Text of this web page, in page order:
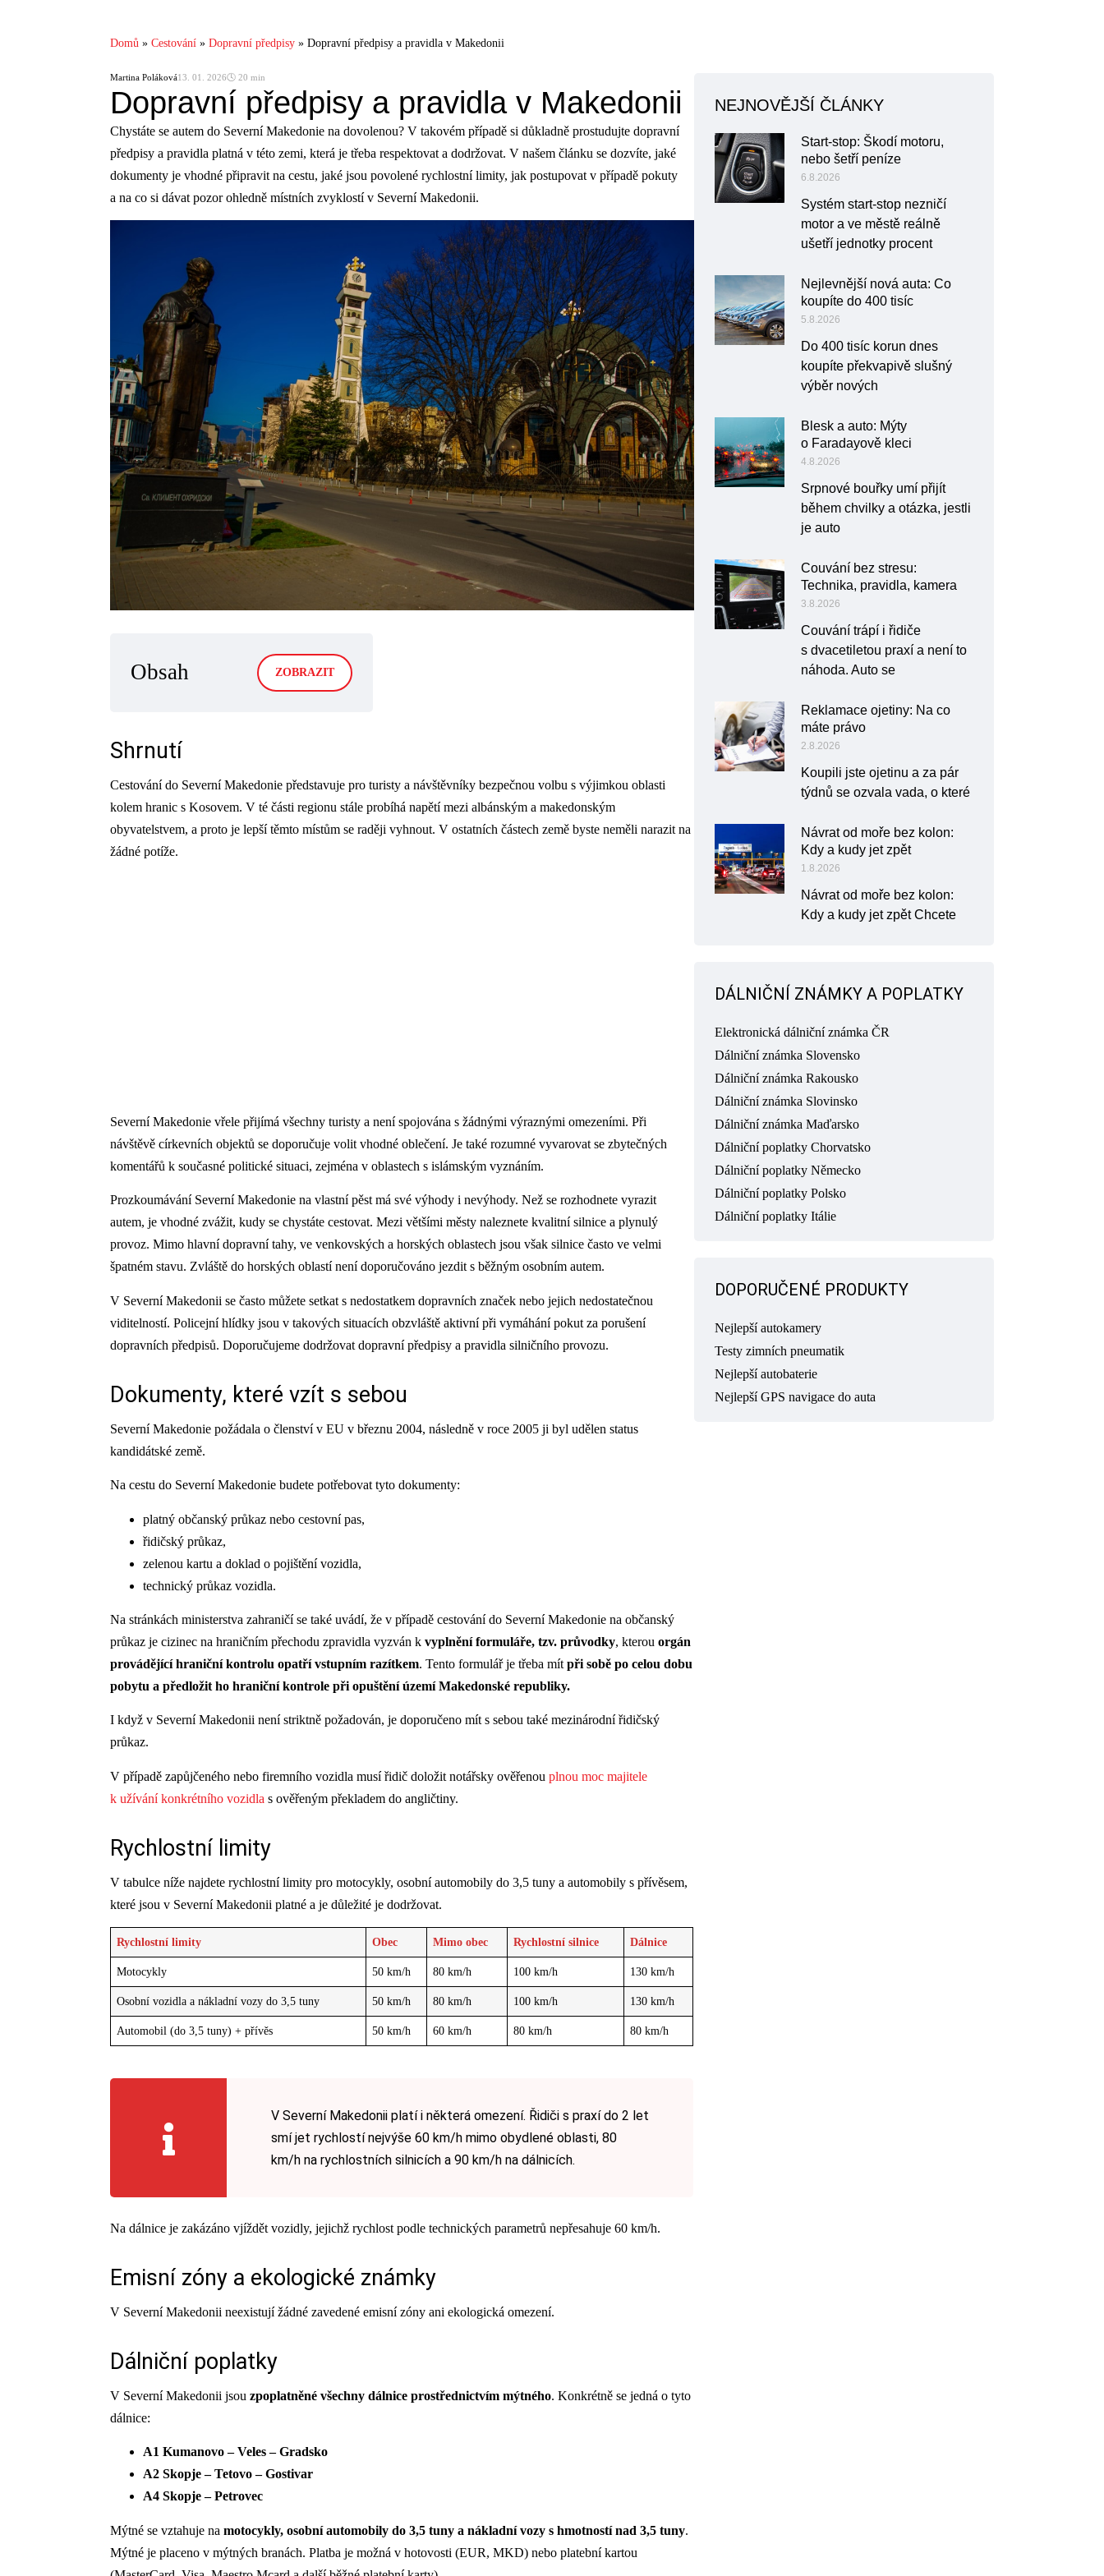
Domů » Cestování » Dopravní předpisy » Dopravní předpisy a pravidla v Makedonii
Martina Poláková13. 01. 2026🕓 20 min
Dopravní předpisy a pravidla v Makedonii
Chystáte se autem do Severní Makedonie na dovolenou? V takovém případě si důkladně prostudujte dopravní
předpisy a pravidla platná v této zemi, která je třeba respektovat a dodržovat. V našem článku se dozvíte, jaké
dokumenty je vhodné připravit na cestu, jaké jsou povolené rychlostní limity, jak postupovat v případě pokuty
a na co si dávat pozor ohledně místních zvyklostí v Severní Makedonii.
Obsah ZOBRAZIT
Shrnutí
Cestování do Severní Makedonie představuje pro turisty a návštěvníky bezpečnou volbu s výjimkou oblasti
kolem hranic s Kosovem. V té části regionu stále probíhá napětí mezi albánským a makedonským
obyvatelstvem, a proto je lepší těmto místům se raději vyhnout. V ostatních částech země byste neměli narazit na
žádné potíže.
Severní Makedonie vřele přijímá všechny turisty a není spojována s žádnými výraznými omezeními. Při
návštěvě církevních objektů se doporučuje volit vhodné oblečení. Je také rozumné vyvarovat se zbytečných
komentářů k současné politické situaci, zejména v oblastech s islámským vyznáním.
Prozkoumávání Severní Makedonie na vlastní pěst má své výhody i nevýhody. Než se rozhodnete vyrazit
autem, je vhodné zvážit, kudy se chystáte cestovat. Mezi většími městy naleznete kvalitní silnice a plynulý
provoz. Mimo hlavní dopravní tahy, ve venkovských a horských oblastech jsou však silnice často ve velmi
špatném stavu. Zvláště do horských oblastí není doporučováno jezdit s běžným osobním autem.
V Severní Makedonii se často můžete setkat s nedostatkem dopravních značek nebo jejich nedostatečnou
viditelností. Policejní hlídky jsou v takových situacích obzvláště aktivní při vymáhání pokut za porušení
dopravních předpisů. Doporučujeme dodržovat dopravní předpisy a pravidla silničního provozu.
Dokumenty, které vzít s sebou
Severní Makedonie požádala o členství v EU v březnu 2004, následně v roce 2005 ji byl udělen status
kandidátské země.
Na cestu do Severní Makedonie budete potřebovat tyto dokumenty:
platný občanský průkaz nebo cestovní pas,
řidičský průkaz,
zelenou kartu a doklad o pojištění vozidla,
technický průkaz vozidla.
Na stránkách ministerstva zahraničí se také uvádí, že v případě cestování do Severní Makedonie na občanský
průkaz je cizinec na hraničním přechodu zpravidla vyzván k vyplnění formuláře, tzv. průvodky, kterou orgán
provádějící hraniční kontrolu opatří vstupním razítkem. Tento formulář je třeba mít při sobě po celou dobu
pobytu a předložit ho hraniční kontrole při opuštění území Makedonské republiky.
I když v Severní Makedonii není striktně požadován, je doporučeno mít s sebou také mezinárodní řidičský
průkaz.
V případě zapůjčeného nebo firemního vozidla musí řidič doložit notářsky ověřenou plnou moc majitele
k užívání konkrétního vozidla s ověřeným překladem do angličtiny.
Rychlostní limity
V tabulce níže najdete rychlostní limity pro motocykly, osobní automobily do 3,5 tuny a automobily s přívěsem,
které jsou v Severní Makedonii platné a je důležité je dodržovat.
Rychlostní limity Obec Mimo obec Rychlostní silnice Dálnice
Motocykly 50 km/h 80 km/h 100 km/h 130 km/h
Osobní vozidla a nákladní vozy do 3,5 tuny 50 km/h 80 km/h 100 km/h 130 km/h
Automobil (do 3,5 tuny) + přívěs 50 km/h 60 km/h 80 km/h 80 km/h
V Severní Makedonii platí i některá omezení. Řidiči s praxí do 2 let
smí jet rychlostí nejvýše 60 km/h mimo obydlené oblasti, 80
km/h na rychlostních silnicích a 90 km/h na dálnicích.
Na dálnice je zakázáno vjíždět vozidly, jejichž rychlost podle technických parametrů nepřesahuje 60 km/h.
Emisní zóny a ekologické známky
V Severní Makedonii neexistují žádné zavedené emisní zóny ani ekologická omezení.
Dálniční poplatky
V Severní Makedonii jsou zpoplatněné všechny dálnice prostřednictvím mýtného. Konkrétně se jedná o tyto
dálnice:
A1 Kumanovo – Veles – Gradsko
A2 Skopje – Tetovo – Gostivar
A4 Skopje – Petrovec
Mýtné se vztahuje na motocykly, osobní automobily do 3,5 tuny a nákladní vozy s hmotností nad 3,5 tuny.
Mýtné je placeno v mýtných branách. Platba je možná v hotovosti (EUR, MKD) nebo platební kartou
NEJNOVĚJŠÍ ČLÁNKY
Start-stop: Škodí motoru,
nebo šetří peníze
6.8.2026
Systém start-stop nezničí
motor a ve městě reálně
ušetří jednotky procent
Nejlevnější nová auta: Co
koupíte do 400 tisíc
5.8.2026
Do 400 tisíc korun dnes
koupíte překvapivě slušný
výběr nových
Blesk a auto: Mýty
o Faradayově kleci
4.8.2026
Srpnové bouřky umí přijít
během chvilky a otázka, jestli
je auto
Couvání bez stresu:
Technika, pravidla, kamera
3.8.2026
Couvání trápí i řidiče
s dvacetiletou praxí a není to
náhoda. Auto se
Reklamace ojetiny: Na co
máte právo
2.8.2026
Koupili jste ojetinu a za pár
týdnů se ozvala vada, o které
Návrat od moře bez kolon:
Kdy a kudy jet zpět
1.8.2026
Návrat od moře bez kolon:
Kdy a kudy jet zpět Chcete
DÁLNIČNÍ ZNÁMKY A POPLATKY
Elektronická dálniční známka ČR
Dálniční známka Slovensko
Dálniční známka Rakousko
Dálniční známka Slovinsko
Dálniční známka Maďarsko
Dálniční poplatky Chorvatsko
Dálniční poplatky Německo
Dálniční poplatky Polsko
Dálniční poplatky Itálie
DOPORUČENÉ PRODUKTY
Nejlepší autokamery
Testy zimních pneumatik
Nejlepší autobaterie
Nejlepší GPS navigace do auta